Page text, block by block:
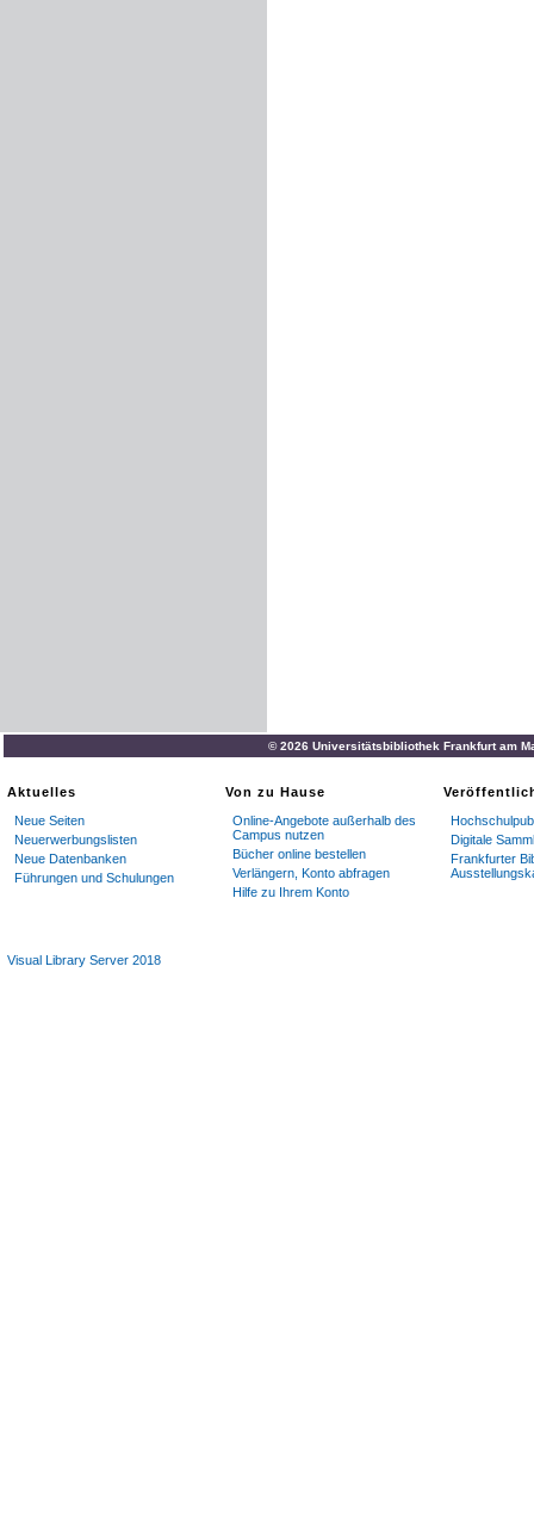
© 2026 Universitätsbibliothek Frankfurt am
Aktuelles
Neue Seiten
Neuerwerbungslisten
Neue Datenbanken
Führungen und Schulungen
Von zu Hause
Online-Angebote außerhalb des
Campus nutzen
Bücher online bestellen
Verlängern, Konto abfragen
Hilfe zu Ihrem Konto
Digitale
Frankfurter
Visual Library Server 2018